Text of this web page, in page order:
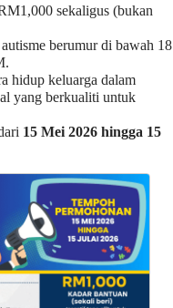
sekaligus (bukan
berumur di bawah 18
hidup keluarga dalam
yang berkualiti untuk
15 Mei 2026 hingga 15